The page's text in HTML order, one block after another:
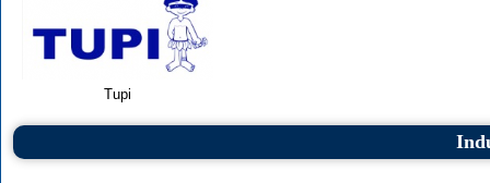
Tupi